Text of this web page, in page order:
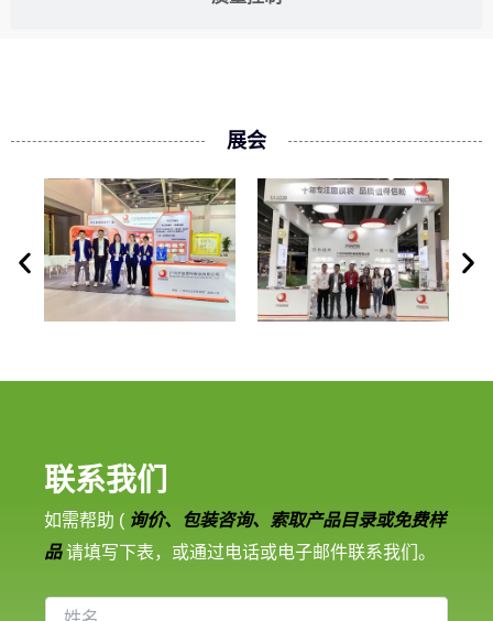
展会
联系我们
如需帮助 ( 询价、包装咨询、索取产品目录或免费样
品请填写下表，或通过电话或电子邮件联系我们。